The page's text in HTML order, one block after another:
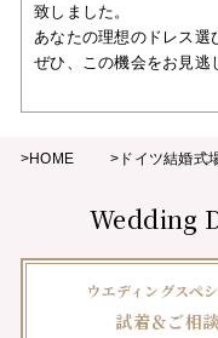
致しました。
あなたの理想のドレス選
ぜひ、この機会をお見逃
>HOME >ドイツ結婚式
Wedding
ウエディングスペ
試着＆ご相談